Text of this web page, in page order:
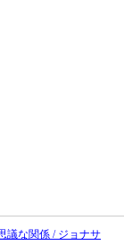
議な関係 / ジョナサ